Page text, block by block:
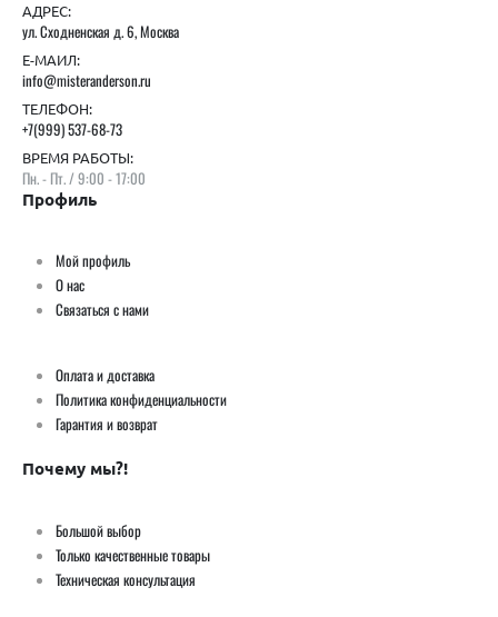
АДРЕС:
ул. Сходненская д. 6, Москва
Е-МАИЛ:
info@misteranderson.ru
ТЕЛЕФОН:
+7(999) 537-68-73
ВРЕМЯ РАБОТЫ:
Пн. - Пт. / 9:00 - 17:00
Профиль
Мой профиль
О нас
Связаться с нами
Оплата и доставка
Политика конфиденциальности
Гарантия и возврат
Почему мы?!
Большой выбор
Только качественные товары
Техническая консультация